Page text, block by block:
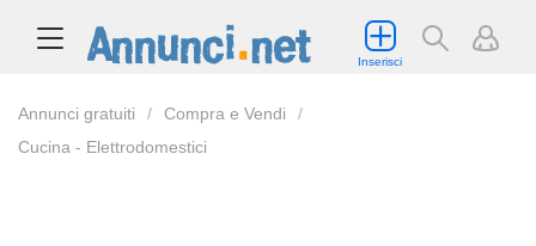
Inserisci
Annunci gratuiti
Compra e Vendi
Cucina - Elettrodomestici